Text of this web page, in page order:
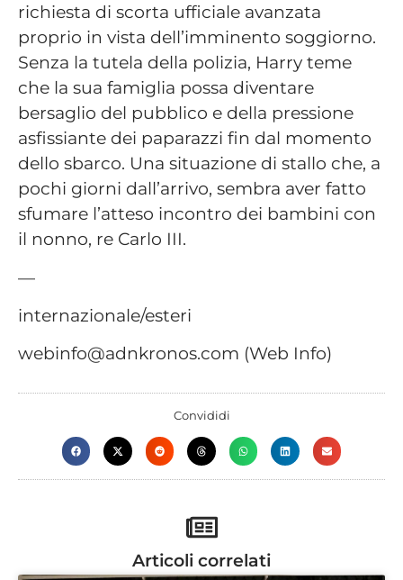
richiesta di scorta ufficiale avanzata
proprio in vista dell’imminento soggiorno.
Senza la tutela della polizia, Harry teme
che la sua famiglia possa diventare
bersaglio del pubblico e della pressione
asfissiante dei paparazzi fin dal momento
dello sbarco. Una situazione di stallo che, a
pochi giorni dall’arrivo, sembra aver fatto
sfumare l’atteso incontro dei bambini con
il nonno, re Carlo III.
—
internazionale/esteri
webinfo@adnkronos.com (Web Info)
Convididi
Articoli correlati